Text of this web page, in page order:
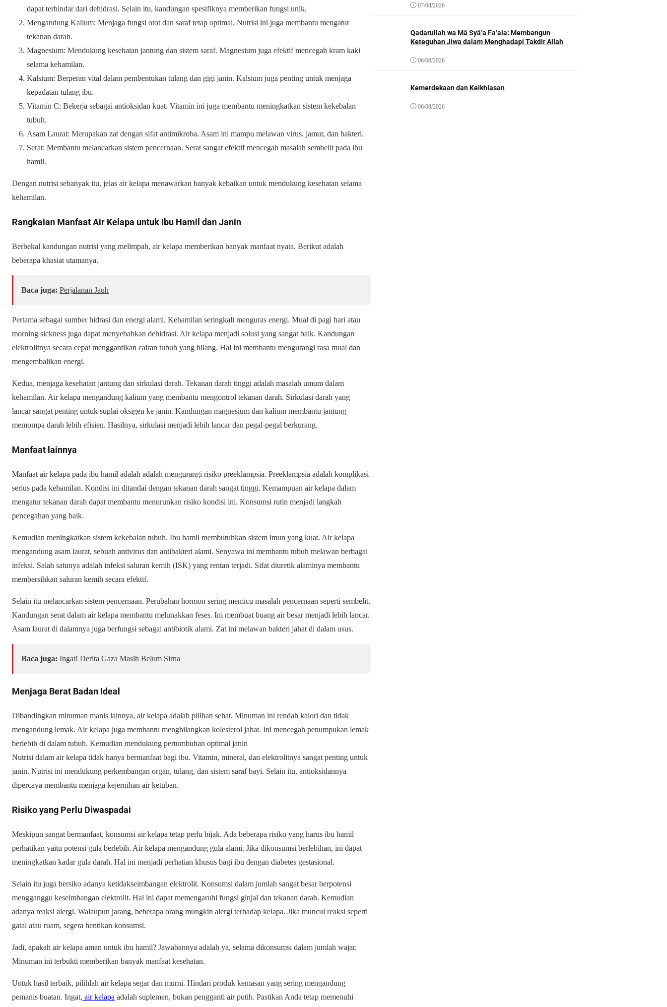
dapat terhindar dari dehidrasi. Selain itu, kandungan spesifiknya memberikan fungsi unik.
Mengandung Kalium: Menjaga fungsi otot dan saraf tetap optimal. Nutrisi ini juga membantu mengatur
tekanan darah.
Magnesium: Mendukung kesehatan jantung dan sistem saraf. Magnesium juga efektif mencegah kram kaki
selama kehamilan.
Kalsium: Berperan vital dalam pembentukan tulang dan gigi janin. Kalsium juga penting untuk menjaga
kepadatan tulang ibu.
Vitamin C: Bekerja sebagai antioksidan kuat. Vitamin ini juga membantu meningkatkan sistem kekebalan
tubuh.
Asam Laurat: Merupakan zat dengan sifat antimikroba. Asam ini mampu melawan virus, jamur, dan bakteri.
Serat: Membantu melancarkan sistem pencernaan. Serat sangat efektif mencegah masalah sembelit pada ibu
hamil.
Dengan nutrisi sebanyak itu, jelas air kelapa menawarkan banyak kebaikan untuk mendukung kesehatan selama
kehamilan.
Rangkaian Manfaat Air Kelapa untuk Ibu Hamil dan Janin
Berbekal kandungan nutrisi yang melimpah, air kelapa memberikan banyak manfaat nyata. Berikut adalah
beberapa khasiat utamanya.
Baca juga: Perjalanan Jauh
Pertama sebagai sumber hidrasi dan energi alami. Kehamilan seringkali menguras energi. Mual di pagi hari atau
morning sickness juga dapat menyebabkan dehidrasi. Air kelapa menjadi solusi yang sangat baik. Kandungan
elektrolitnya secara cepat menggantikan cairan tubuh yang hilang. Hal ini membantu mengurangi rasa mual dan
mengembalikan energi.
Kedua, menjaga kesehatan jantung dan sirkulasi darah. Tekanan darah tinggi adalah masalah umum dalam
kehamilan. Air kelapa mengandung kalium yang membantu mengontrol tekanan darah. Sirkulasi darah yang
lancar sangat penting untuk suplai oksigen ke janin. Kandungan magnesium dan kalium membantu jantung
memompa darah lebih efisien. Hasilnya, sirkulasi menjadi lebih lancar dan pegal-pegal berkurang.
Manfaat lainnya
Manfaat air kelapa pada ibu hamil adalah adalah mengurangi risiko preeklampsia. Preeklampsia adalah komplikasi
serius pada kehamilan. Kondisi ini ditandai dengan tekanan darah sangat tinggi. Kemampuan air kelapa dalam
mengatur tekanan darah dapat membantu menurunkan risiko kondisi ini. Konsumsi rutin menjadi langkah
pencegahan yang baik.
Kemudian meningkatkan sistem kekebalan tubuh. Ibu hamil membutuhkan sistem imun yang kuat. Air kelapa
mengandung asam laurat, sebuah antivirus dan antibakteri alami. Senyawa ini membantu tubuh melawan berbagai
infeksi. Salah satunya adalah infeksi saluran kemih (ISK) yang rentan terjadi. Sifat diuretik alaminya membantu
membersihkan saluran kemih secara efektif.
Selain itu melancarkan sistem pencernaan. Perubahan hormon sering memicu masalah pencernaan seperti sembelit.
Kandungan serat dalam air kelapa membantu melunakkan feses. Ini membuat buang air besar menjadi lebih lancar.
Asam laurat di dalamnya juga berfungsi sebagai antibiotik alami. Zat ini melawan bakteri jahat di dalam usus.
Baca juga: Ingat! Derita Gaza Masih Belum Sirna
Menjaga Berat Badan Ideal
Dibandingkan minuman manis lainnya, air kelapa adalah pilihan sehat. Minuman ini rendah kalori dan tidak
mengandung lemak. Air kelapa juga membantu menghilangkan kolesterol jahat. Ini mencegah penumpukan lemak
berlebih di dalam tubuh. Kemudian mendukung pertumbuhan optimal janin
Nutrisi dalam air kelapa tidak hanya bermanfaat bagi ibu. Vitamin, mineral, dan elektrolitnya sangat penting untuk
janin. Nutrisi ini mendukung perkembangan organ, tulang, dan sistem saraf bayi. Selain itu, antioksidannya
dipercaya membantu menjaga kejernihan air ketuban.
Risiko yang Perlu Diwaspadai
Meskipun sangat bermanfaat, konsumsi air kelapa tetap perlu bijak. Ada beberapa risiko yang harus ibu hamil
perhatikan yaitu potensi gula berlebih. Air kelapa mengandung gula alami. Jika dikonsumsi berlebihan, ini dapat
meningkatkan kadar gula darah. Hal ini menjadi perhatian khusus bagi ibu dengan diabetes gestasional.
Selain itu juga bersiko adanya ketidakseimbangan elektrolit. Konsumsi dalam jumlah sangat besar berpotensi
mengganggu keseimbangan elektrolit. Hal ini dapat memengaruhi fungsi ginjal dan tekanan darah. Kemudian
adanya reaksi alergi. Walaupun jarang, beberapa orang mungkin alergi terhadap kelapa. Jika muncul reaksi seperti
gatal atau ruam, segera hentikan konsumsi.
Jadi, apakah air kelapa aman untuk ibu hamil? Jawabannya adalah ya, selama dikonsumsi dalam jumlah wajar.
Minuman ini terbukti memberikan banyak manfaat kesehatan.
Untuk hasil terbaik, pilihlah air kelapa segar dan murni. Hindari produk kemasan yang sering mengandung
pemanis buatan. Ingat, air kelapa adalah suplemen, bukan pengganti air putih. Pastikan Anda tetap memenuhi
07/08/2026
Qadarullah wa Mā Syā’a Fa’ala: Membangun
Keteguhan Jiwa dalam Menghadapi Takdir Allah
06/08/2026
Kemerdekaan dan Keikhlasan
06/08/2026